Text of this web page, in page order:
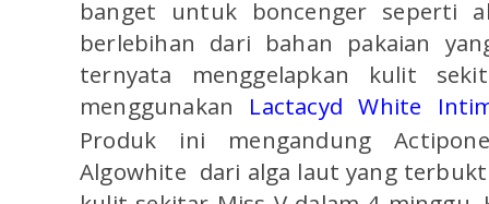
banget untuk boncenger seperti
berlebihan dari bahan pakaian
ternyata menggelapkan kulit
menggunakan Lactacyd White
Produk ini mengandung
Algowhite dari alga laut yang